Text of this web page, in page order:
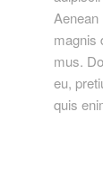
magnis
mus.
eu,
quis